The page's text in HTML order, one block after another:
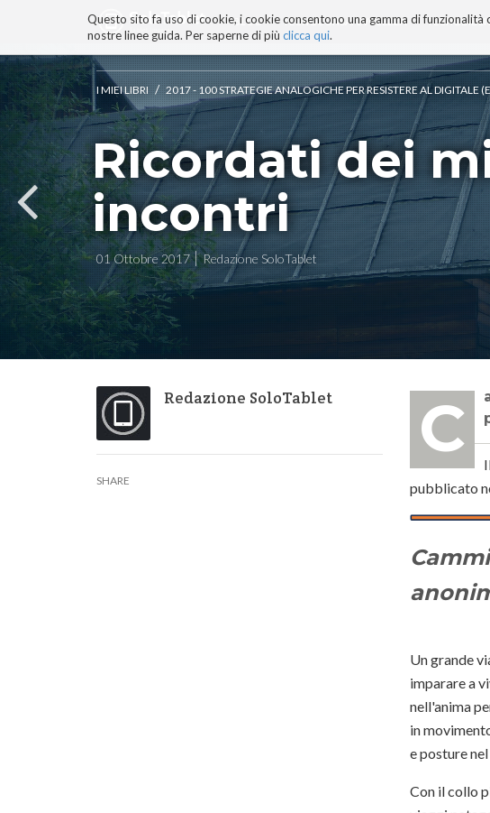
Questo sito fa uso di cookie, i cookie consentono una gamma di
nostre linee guida. Per saperne di più clicca qui.
BLOG TECNOCONSAPEVOLEZZA
ai
contenuti.
Salta
alla
navigazione
I MIEI LIBRI / 2017 - 100 STRATEGIE ANALOGICHE PER RESISTERE AL DIGITALE
Ricordati dei
incontri
01 Ottobre 2017 Redazione SoloTablet
Redazione SoloTablet
SHARE
Camminando per strada ogni tanto ricordati dei mille volti anonimi che incontri,
pubblicato
Un grande
imparare a
nell'anima
in
e posture
Con il collo